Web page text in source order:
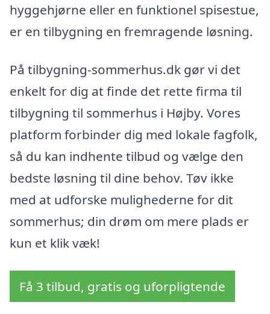
hyggehjørne eller en funktionel spisestue,
er en tilbygning en fremragende løsning.
På tilbygning-sommerhus.dk gør vi det
enkelt for dig at finde det rette firma til
tilbygning til sommerhus i Højby. Vores
platform forbinder dig med lokale fagfolk,
så du kan indhente tilbud og vælge den
bedste løsning til dine behov. Tøv ikke
med at udforske mulighederne for dit
sommerhus; din drøm om mere plads er
kun et klik væk!
Få 3 tilbud, gratis og uforpligtende